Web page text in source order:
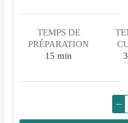
TEMPS DE
PRÉPARATION
15 minutes
min
–